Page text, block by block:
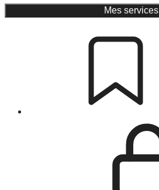
Mes services